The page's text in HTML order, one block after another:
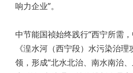
响力企业”。
中节能国祯始终践行“西宁所需
《湟水河（西宁段）水污染治
领，形成“北水北治、南水南治